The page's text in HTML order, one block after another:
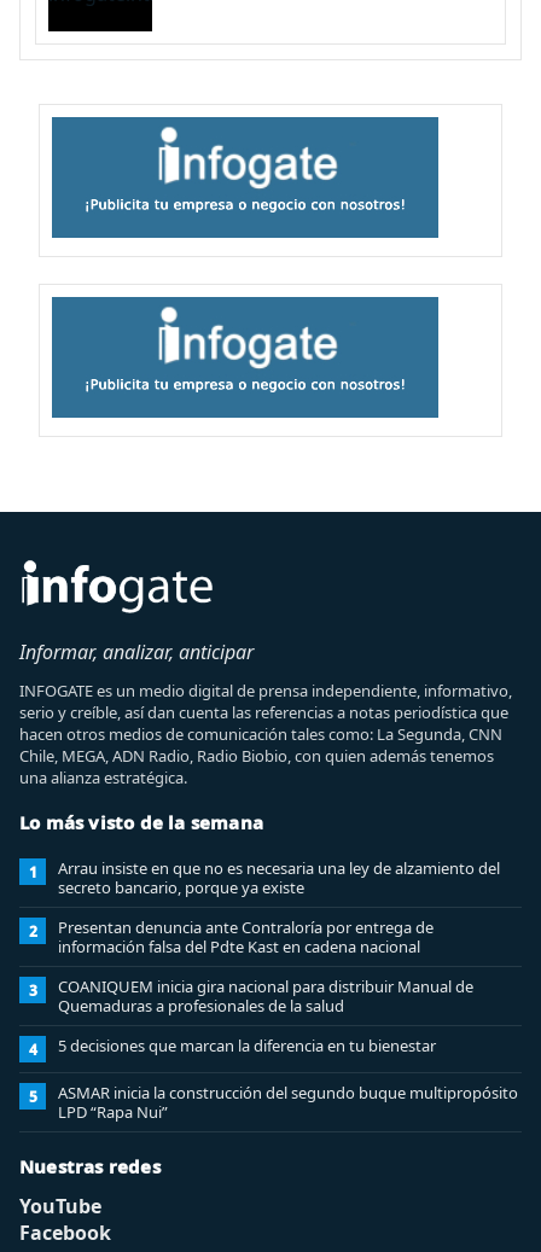
Informar, analizar, anticipar
INFOGATE es un medio digital de prensa independiente, informativo,
serio y creíble, así dan cuenta las referencias a notas periodística que
hacen otros medios de comunicación tales como: La Segunda, CNN
Chile, MEGA, ADN Radio, Radio Biobio, con quien además tenemos
una alianza estratégica.
Lo más visto de la semana
1
Arrau insiste en que no es necesaria una ley de alzamiento del
secreto bancario, porque ya existe
2
Presentan denuncia ante Contraloría por entrega de
información falsa del Pdte Kast en cadena nacional
3
COANIQUEM inicia gira nacional para distribuir Manual de
Quemaduras a profesionales de la salud
4 5 decisiones que marcan la diferencia en tu bienestar
5
ASMAR inicia la construcción del segundo buque multipropósito
LPD “Rapa Nui”
Nuestras redes
YouTube
Facebook